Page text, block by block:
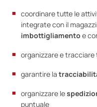
coordinare tutte le
integrate con il
imbottigliamento e
organizzare e
garantire la
organizzare le
puntuale